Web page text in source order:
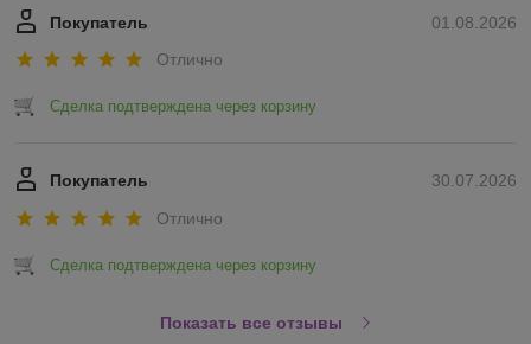
01.08.2026
Покупатель
Отлично
Сделка подтверждена через корзину
30.07.2026
Покупатель
Отлично
Сделка подтверждена через корзину
Показать все отзывы